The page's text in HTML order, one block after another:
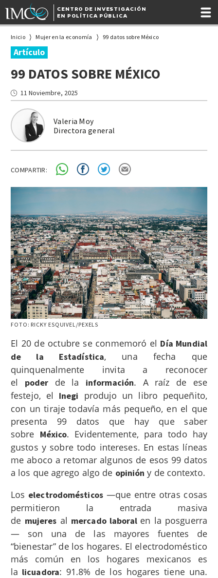
CENTRO DE INVESTIGACIÓN
EN POLÍTICA PÚBLICA
Inicio Mujer en la economía 99 datos sobre México
Artículo
99 DATOS SOBRE MÉXICO
Valeria Moy
Directora general
11 Noviembre, 2025
COMPARTIR:
FOTO: RICKY ESQUIVEL/PEXELS
El 20 de octubre se conmemoró el Día Mundial
de la Estadística, una fecha que
quinquenalmente invita a reconocer
el poder de la información. A raíz de ese
festejo, el Inegi produjo un libro pequeñito,
con un tiraje todavía más pequeño, en el que
presenta 99 datos que hay que saber
sobre México. Evidentemente, para todo hay
gustos y sobre todo intereses. En estas líneas
me aboco a retomar algunos de esos 99 datos
a los que agrego algo de opinión y de contexto.
Los electrodomésticos—que entre otras cosas
permitieron la entrada masiva
de mujeres al mercado laboral en la posguerra
— son una de las mayores fuentes de
“bienestar” de los hogares. El electrodoméstico
más común en los hogares mexicanos es
la licuadora: 91.8% de los hogares tiene una.